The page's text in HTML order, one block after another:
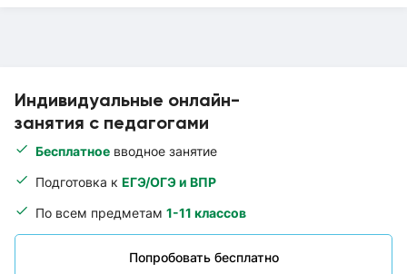
Индивидуальные онлайн-
занятия с педагогами
Бесплатное вводное занятие
Подготовка к ЕГЭ/ОГЭ и ВПР
По всем предметам 1-11 классов
Попробовать бесплатно